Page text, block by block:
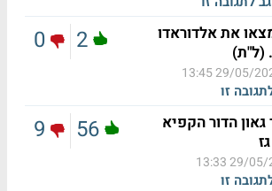
את אלדוראדו
(ל"ת)
29/05/2025
זו
2
0
הדור הקפיא
29/05/
זו
56
9